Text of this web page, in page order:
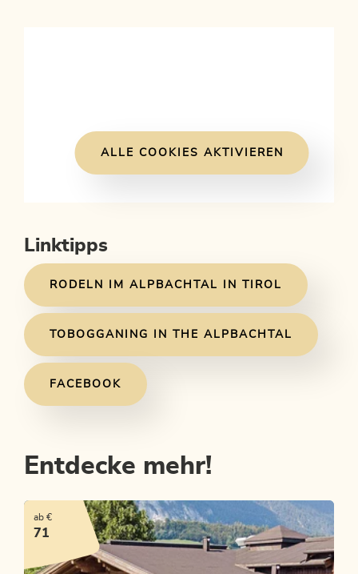
ALLE COOKIES AKTIVIEREN
Linktipps
RODELN IM ALPBACHTAL IN TIROL
TOBOGGANING IN THE ALPBACHTAL
FACEBOOK
Entdecke mehr!
ab €
71